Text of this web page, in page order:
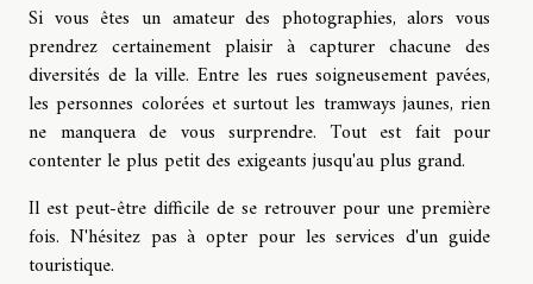
Si vous êtes un amateur des photographies, alors vous
prendrez certainement plaisir à capturer chacune des
diversités de la ville. Entre les rues soigneusement pavées,
les personnes colorées et surtout les tramways jaunes, rien
ne manquera de vous surprendre. Tout est fait pour
contenter le plus petit des exigeants jusqu'au plus grand.
Il est peut-être difficile de se retrouver pour une première
fois. N'hésitez pas à opter pour les services d'un guide
touristique.